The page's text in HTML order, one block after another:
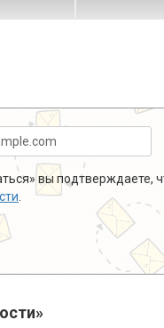
вы подтверждаете,